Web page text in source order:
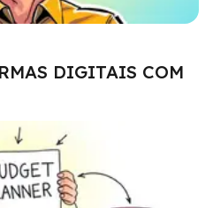
DIGITAIS COM